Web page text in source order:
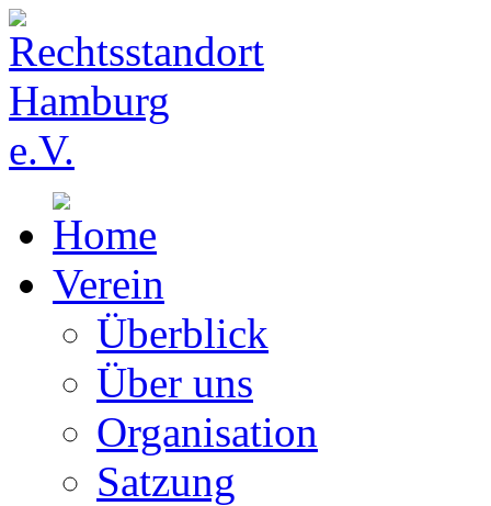
Verein
Überblick
Über uns
Organisation
Satzung